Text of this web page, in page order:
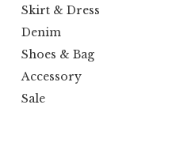
Skirt & Dress
Denim
Shoes & Bag
Accessory
Sale